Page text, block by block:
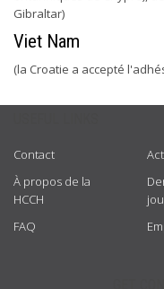
Gibraltar)
Viet Nam
(la Croatie a accepté
Contact
À propos de la
HCCH
FAQ